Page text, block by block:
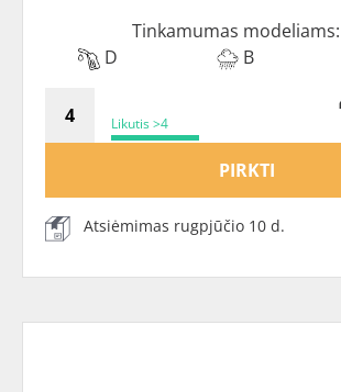
Tinkamumas modeliams:
D
B
Likutis >4
PIRKTI
Atsiėmimas rugpjūčio 10 d.